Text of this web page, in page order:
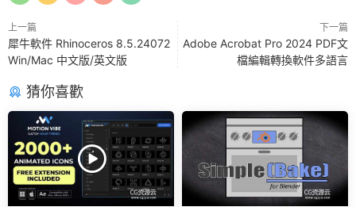
上一篇
犀牛軟件 Rhinoceros 8.5.24072
Win/Mac 中文版/英文版
下一篇
Adobe Acrobat Pro 2024 PDF文
檔編輯轉換軟件多語言
猜你喜歡